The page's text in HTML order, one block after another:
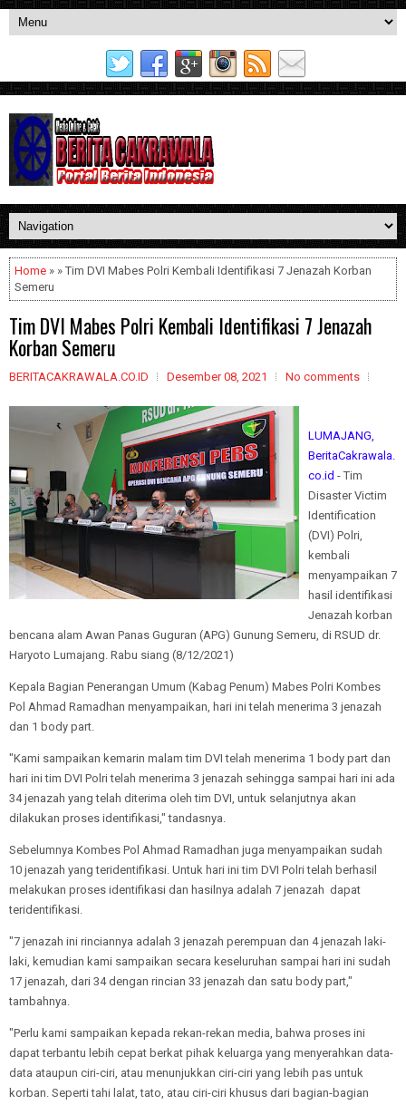
Home » » Tim DVI Mabes Polri Kembali Identifikasi 7 Jenazah Korban
Semeru
Tim DVI Mabes Polri Kembali Identifikasi 7 Jenazah
Korban Semeru
BERITACAKRAWALA.CO.ID Desember 08, 2021 No comments
LUMAJANG,
BeritaCakrawala.
co.id - Tim
Disaster Victim
Identification
(DVI) Polri,
kembali
menyampaikan 7
hasil identifikasi
Jenazah korban
bencana alam Awan Panas Guguran (APG) Gunung Semeru, di RSUD dr.
Haryoto Lumajang. Rabu siang (8/12/2021)
Kepala Bagian Penerangan Umum (Kabag Penum) Mabes Polri Kombes
Pol Ahmad Ramadhan menyampaikan, hari ini telah menerima 3 jenazah
dan 1 body part.
"Kami sampaikan kemarin malam tim DVI telah menerima 1 body part dan
hari ini tim DVI Polri telah menerima 3 jenazah sehingga sampai hari ini ada
34 jenazah yang telah diterima oleh tim DVI, untuk selanjutnya akan
dilakukan proses identifikasi," tandasnya.
Sebelumnya Kombes Pol Ahmad Ramadhan juga menyampaikan sudah
10 jenazah yang teridentifikasi. Untuk hari ini tim DVI Polri telah berhasil
melakukan proses identifikasi dan hasilnya adalah 7 jenazah dapat
teridentifikasi.
"7 jenazah ini rinciannya adalah 3 jenazah perempuan dan 4 jenazah laki-
laki, kemudian kami sampaikan secara keseluruhan sampai hari ini sudah
17 jenazah, dari 34 dengan rincian 33 jenazah dan satu body part,"
tambahnya.
"Perlu kami sampaikan kepada rekan-rekan media, bahwa proses ini
dapat terbantu lebih cepat berkat pihak keluarga yang menyerahkan data-
data ataupun ciri-ciri, atau menunjukkan ciri-ciri yang lebih pas untuk
korban. Seperti tahi lalat, tato, atau ciri-ciri khusus dari bagian-bagian